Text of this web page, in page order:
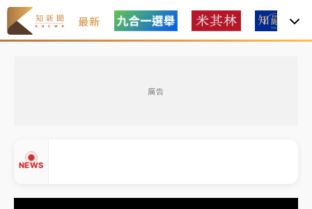
最新
廣告
NEWS
中信慈善基金會想增加董事人數！辜仲諒向法院聲請遭
駁 理由曝光
故宮《龍藏經》特展第2檔！今線上預約開賣一度塞車